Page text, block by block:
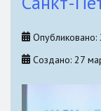
Создано: 27